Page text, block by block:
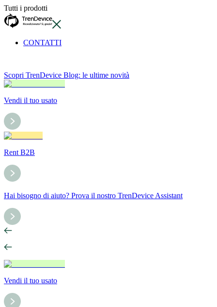
Tutti i prodotti
CONTATTI
Scopri TrenDevice Blog: le ultime novità
Vendi il tuo usato
Rent B2B
Hai bisogno di aiuto? Prova il nostro TrenDevice Assistant
Vendi il tuo usato